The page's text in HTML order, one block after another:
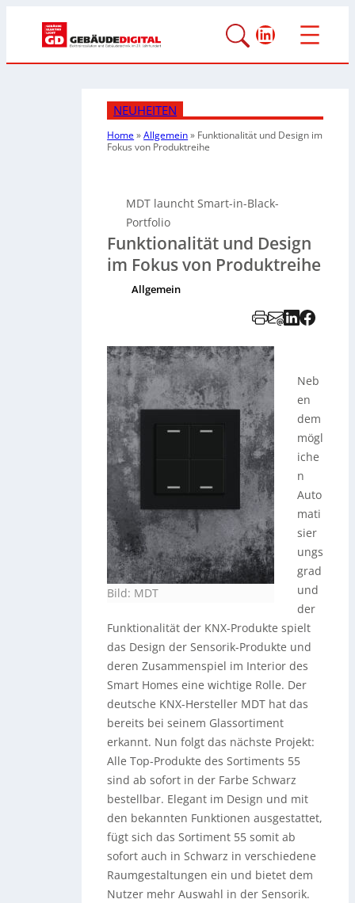
LinkedIn
NEUHEITEN
Home»Allgemein» Funktionalität und Design im
Fokus von Produktreihe
MDT launcht Smart-in-Black-
Portfolio
Funktionalität und Design
im Fokus von Produktreihe
Allgemein
Bild: MDT
Neb
en
dem
mögl
iche
n
Auto
mati
sier
ungs
grad
und
der
Funktionalität der KNX-Produkte spielt
das Design der Sensorik-Produkte und
deren Zusammenspiel im Interior des
Smart Homes eine wichtige Rolle. Der
deutsche KNX-Hersteller MDT hat das
bereits bei seinem Glassortiment
erkannt. Nun folgt das nächste Projekt:
Alle Top-Produkte des Sortiments 55
sind ab sofort in der Farbe Schwarz
bestellbar. Elegant im Design und mit
den bekannten Funktionen ausgestattet,
fügt sich das Sortiment 55 somit ab
sofort auch in Schwarz in verschiedene
Raumgestaltungen ein und bietet dem
Nutzer mehr Auswahl in der Sensorik.